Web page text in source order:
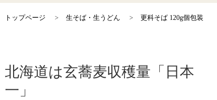
トップページ > 生そば・生うどん > 更科そば 120g個包装
北海道は玄蕎麦収穫量「日本
一」